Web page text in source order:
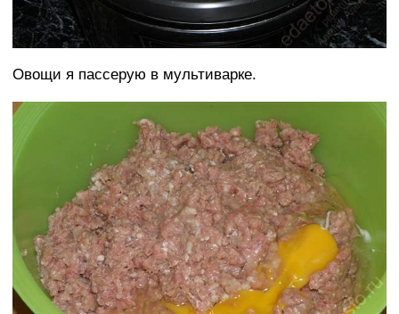
Овощи я пассерую в мультиварке.